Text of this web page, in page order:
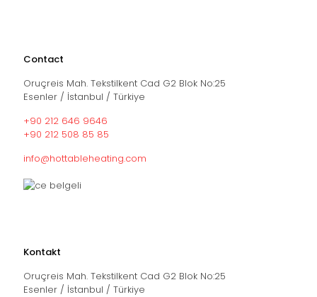
Contact
Oruçreis Mah. Tekstilkent Cad G2 Blok No:25
Esenler / İstanbul / Türkiye
+90 212 646 9646
+90 212 508 85 85
info@hottableheating.com
Kontakt
Oruçreis Mah. Tekstilkent Cad G2 Blok No:25
Esenler / İstanbul / Türkiye